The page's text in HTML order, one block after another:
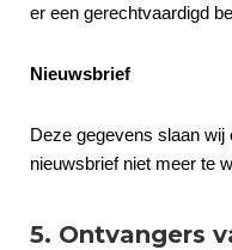
er een gerechtvaardigd
Nieuwsbrief
Deze gegevens slaan wij
nieuwsbrief niet meer te
5. Ontvangers